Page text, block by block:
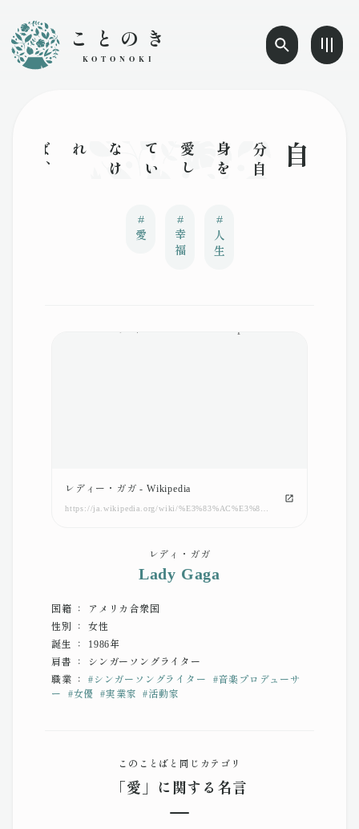
ことのき
KOTONOKI
自分
自
身
を
愛
し
て
い
な
け
れば
、
結
局
幸
せ
に
は
な
れ
な
い
のよ
#
愛
#
幸福
#
人生
レディー・ガガ - Wikipedia
レディ・ガガ
Lady Gaga
国籍 ： アメリカ合衆国
性別 ： 女性
誕生 ： 1986年
肩書 ： シンガーソングライター
職業 ： # シンガーソングライター #音楽プロデューサ
ー
#女優 #実業家 #活動家
このことばと同じカテゴリ
「愛」に関する名言